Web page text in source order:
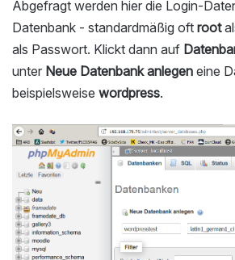
Abgefragt werden hier die Login-
Datenbank - standardmäßig oft root
als Passwort. Klickt dann auf
unter Neue Datenbank anlegen eine
beispielsweise wordpress.